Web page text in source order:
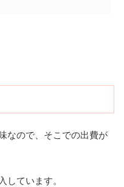
なので、そこでの出費が
しています。